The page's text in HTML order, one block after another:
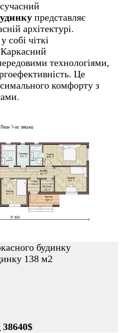
представляє
архітектурі.
собі чіткі
Каркасний
технологіями,
Це
комфорту з
будинку
138 м2
38640$